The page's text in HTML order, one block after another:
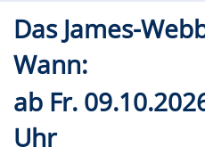
Das James-
Wann:
ab Fr.
Uhr